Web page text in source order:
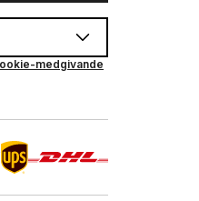
medgivande